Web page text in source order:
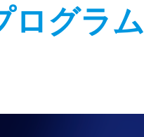
ログラム